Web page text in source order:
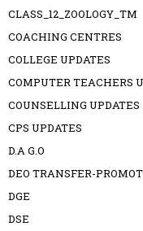
CLASS_12_ZOOLOGY_TM
COACHING CENTRES
COLLEGE UPDATES
COMPUTER TEACHERS
COUNSELLING UPDATES
CPS UPDATES
D.A G.O
DEO TRANSFER-
DGE
DSE